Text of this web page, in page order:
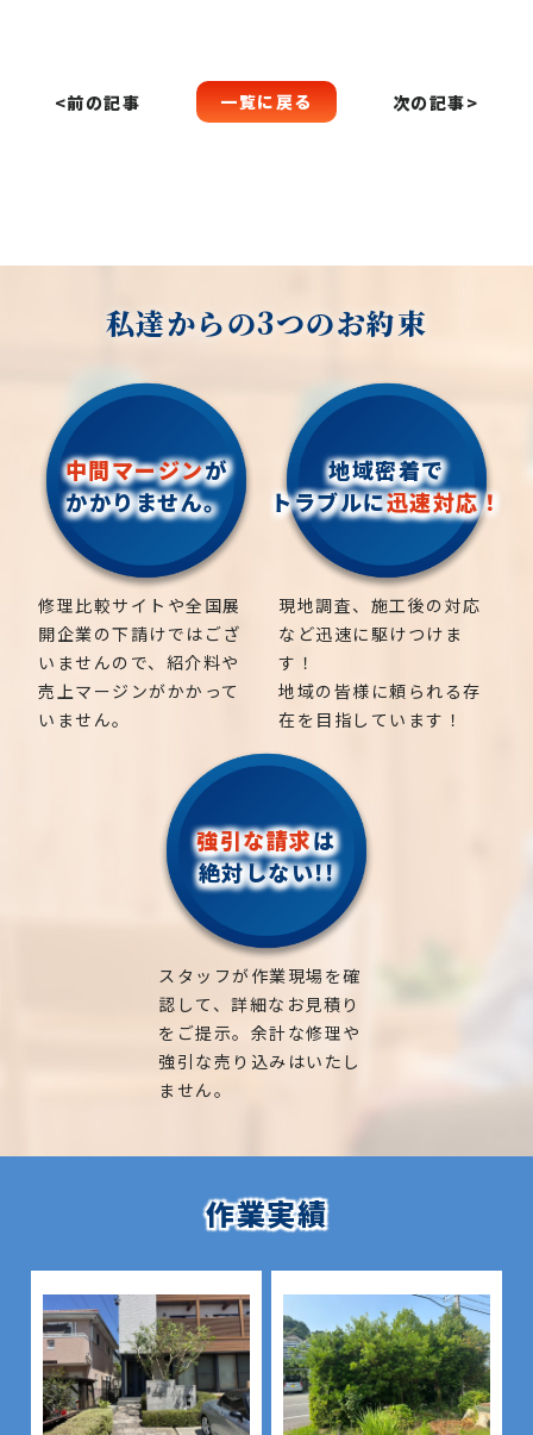
<前の記事 一覧に戻る 次の記事>
私達からの3つのお約束
中間マージンが
かかりません。
修理比較サイトや全国展
開企業の下請けではござ
いませんので、紹介料や
売上マージンがかかって
いません。
地域密着で
トラブルに迅速対応！
現地調査、施工後の対応
など迅速に駆けつけま
す！
地域の皆様に頼られる存
在を目指しています！
強引な請求は
絶対しない!!
スタッフが作業現場を確
認して、詳細なお見積り
をご提示。余計な修理や
強引な売り込みはいたし
ません。
作業実績